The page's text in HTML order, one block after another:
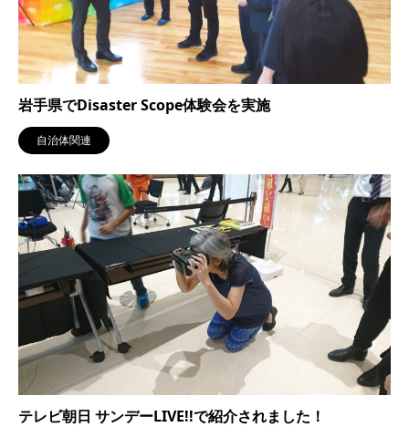
岩手県でDisaster Scope体験会を実施
自治体関連
テレビ朝日 サンデーLIVE!!で紹介されました！